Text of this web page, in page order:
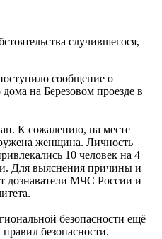
случившегося,
сообщение о
на Березовом проезде в
К сожалению, на месте
женщина. Личность
10 человек на 4
Для выяснения причины и
дознаватели МЧС России и
безопасности ещё
безопасности.